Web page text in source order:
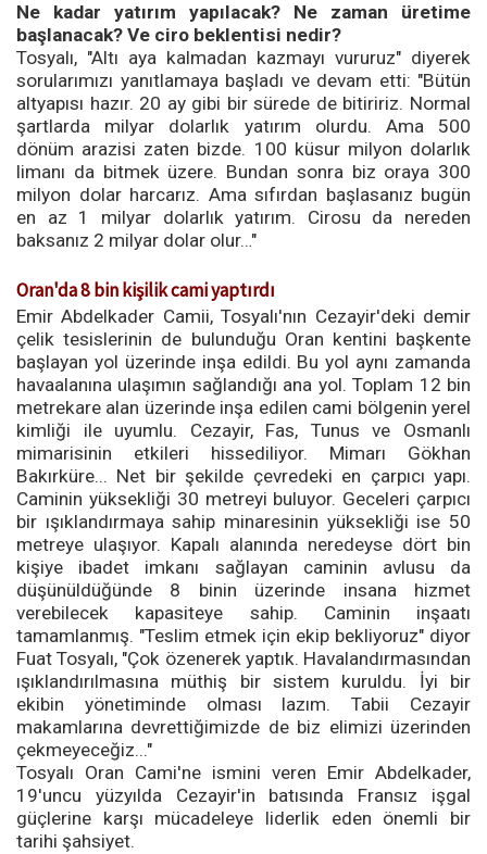
Ne kadar yatırım yapılacak? Ne zaman üretime
başlanacak? Ve ciro beklentisi nedir?
Tosyalı, "Altı aya kalmadan kazmayı vururuz" diyerek
sorularımızı yanıtlamaya başladı ve devam etti: "Bütün
altyapısı hazır. 20 ay gibi bir sürede de bitiririz. Normal
şartlarda milyar dolarlık yatırım olurdu. Ama 500
dönüm arazisi zaten bizde. 100 küsur milyon dolarlık
limanı da bitmek üzere. Bundan sonra biz oraya 300
milyon dolar harcarız. Ama sıfırdan başlasanız bugün
en az 1 milyar dolarlık yatırım. Cirosu da nereden
baksanız 2 milyar dolar olur…"
Oran'da 8 bin kişilik cami yaptırdı
Emir Abdelkader Camii, Tosyalı'nın Cezayir'deki demir
çelik tesislerinin de bulunduğu Oran kentini başkente
başlayan yol üzerinde inşa edildi. Bu yol aynı zamanda
havaalanına ulaşımın sağlandığı ana yol. Toplam 12 bin
metrekare alan üzerinde inşa edilen cami bölgenin yerel
kimliği ile uyumlu. Cezayir, Fas, Tunus ve Osmanlı
mimarisinin etkileri hissediliyor. Mimarı Gökhan
Bakırküre... Net bir şekilde çevredeki en çarpıcı yapı.
Caminin yüksekliği 30 metreyi buluyor. Geceleri çarpıcı
bir ışıklandırmaya sahip minaresinin yüksekliği ise 50
metreye ulaşıyor. Kapalı alanında neredeyse dört bin
kişiye ibadet imkanı sağlayan caminin avlusu da
düşünüldüğünde 8 binin üzerinde insana hizmet
verebilecek kapasiteye sahip. Caminin inşaatı
tamamlanmış. "Teslim etmek için ekip bekliyoruz" diyor
Fuat Tosyalı, "Çok özenerek yaptık. Havalandırmasından
ışıklandırılmasına müthiş bir sistem kuruldu. İyi bir
ekibin yönetiminde olması lazım. Tabii Cezayir
makamlarına devrettiğimizde de biz elimizi üzerinden
çekmeyeceğiz..."
Tosyalı Oran Cami'ne ismini veren Emir Abdelkader,
19'uncu yüzyılda Cezayir'in batısında Fransız işgal
güçlerine karşı mücadeleye liderlik eden önemli bir
tarihi şahsiyet.